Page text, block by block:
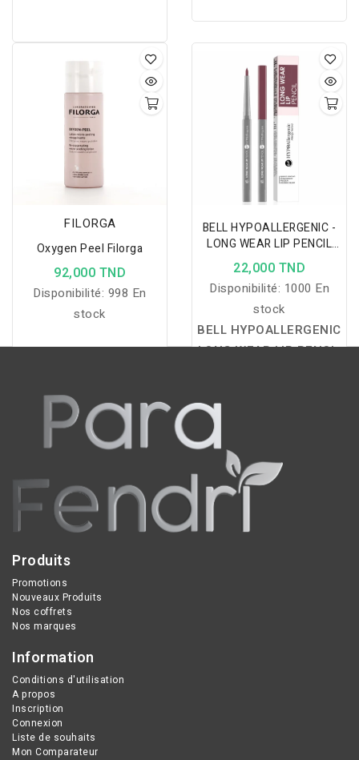
FILORGA
Oxygen Peel Filorga
92,000 TND
Disponibilité: 998 En
stock
BELL HYPOALLERGENIC -
LONG WEAR LIP PENCIL
CRAYON LÈVRES - 06
MAUVE
22,000 TND
Disponibilité: 1000 En
stock
BELL HYPOALLERGENIC
LONG WEAR LIP PENCIL
contour des lèvres avec
précision, prolonge la
tenue du maquillage et
offre une élégante teinte
mauve pour un fini
et longue durée.
Produits
Promotions
Nouveaux Produits
Nos coffrets
Nos marques
Information
Conditions d'utilisation
A propos
Inscription
Connexion
Liste de souhaits
Mon Comparateur